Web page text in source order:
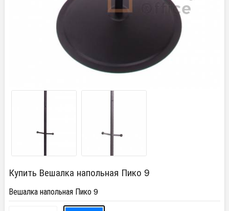
Купить Вешалка напольная Пико 9
Вешалка напольная Пико 9